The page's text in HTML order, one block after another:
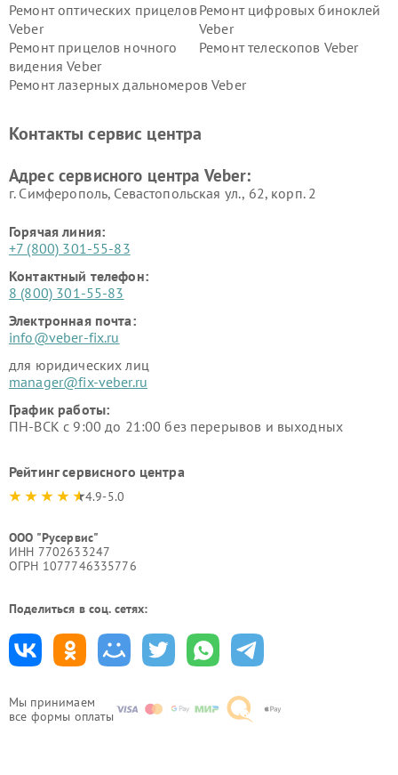
Мы принимаем
все формы оплаты
Ремонт оптических прицелов
Veber
Ремонт цифровых биноклей
Veber
Ремонт прицелов ночного
видения Veber
Ремонт телескопов Veber
Ремонт лазерных дальномеров Veber
Контакты сервис центра
Адрес сервисного центра Veber:
г. Симферополь, Севастопольская ул., 62, корп. 2
Горячая линия:
+7 (800) 301-55-83
Контактный телефон:
8 (800) 301-55-83
Электронная почта:
info@veber-fix.ru
для юридических лиц
manager@fix-veber.ru
График работы:
ПН-ВСК с 9:00 до 21:00 без перерывов и выходных
Рейтинг сервисного центра
4.9-5.0
ООО "Русервис"
ИНН 7702633247
ОГРН 1077746335776
Поделиться в соц. сетях: